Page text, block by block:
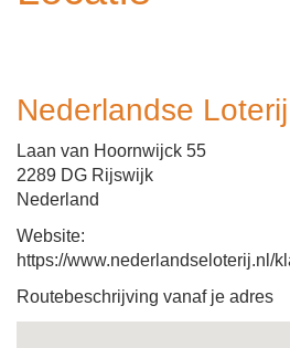
Nederlandse Loterij
Laan van Hoornwijck 55
2289 DG Rijswijk
Nederland
Website:
https://www.nederlandseloterij.nl/
Routebeschrijving vanaf je adres